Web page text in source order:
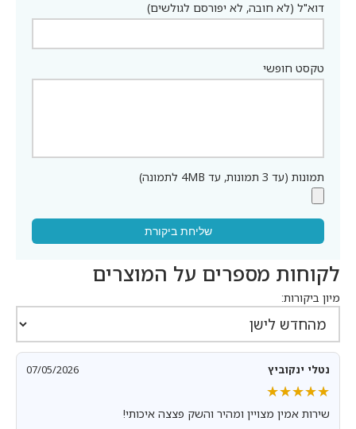
דוא"ל (לא חובה, לא יפורסם לגולשים)
טקסט חופשי
תמונות (עד 3 תמונות, עד 4MB לתמונה)
שליחת ביקורת
לקוחות מספרים על המוצרים
מיון ביקורות:
נטלי ינקוביץ 07/05/2026
★★★★★
★★★★★
שירות אמין מצויין ומהיר והשק פצצה איכותי!